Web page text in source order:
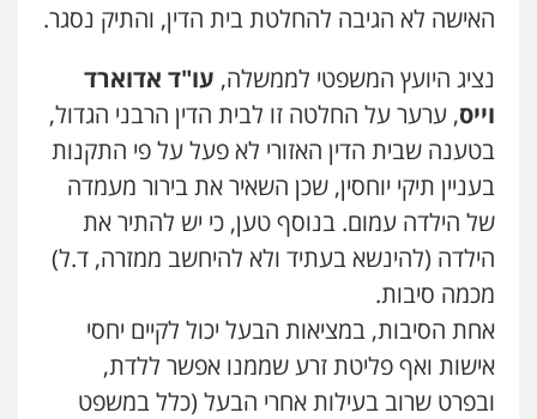
עו"ד יוסי חמצני
מס הלבנת הון
0505471497
גיל דביר – משרד עורכי דין
פלילי פשיעה כלכלית
0506217771
פלילי עורכי דין לענייני אסירים פשיעה
0507587013
האישה לא הגיבה להחלטת בית הדין, והתיק נסגר.
נציג היועץ המשפטי לממשלה, עו"ד אדוארד
וייס, ערער על החלטה זו לבית הדין הרבני הגדול,
בטענה שבית הדין האזורי לא פעל על פי התקנות
בעניין תיקי יוחסין, שכן השאיר את בירור מעמדה
של הילדה עמום. בנוסף טען, כי יש להתיר את
הילדה (להינשא בעתיד ולא להיחשב ממזרה, ד.ל)
מכמה סיבות.
אחת הסיבות, במציאות הבעל יכול לקיים יחסי
אישות ואף פליטת זרע שממנו אפשר ללדת,
ובפרט שרוב בעילות אחרי הבעל (כלל במשפט